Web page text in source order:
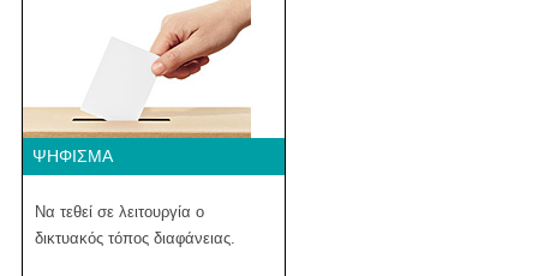
ΨΉΦΙΣΜΑ
Να τεθεί σε λειτουργία ο
δικτυακός τόπος διαφάνειας.